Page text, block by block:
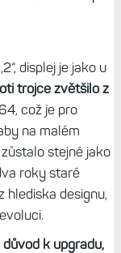
displej je jako u
trojce zvětšilo z
což je pro
na malém
stejné jako
roky staré
hlediska designu,
k upgradu,